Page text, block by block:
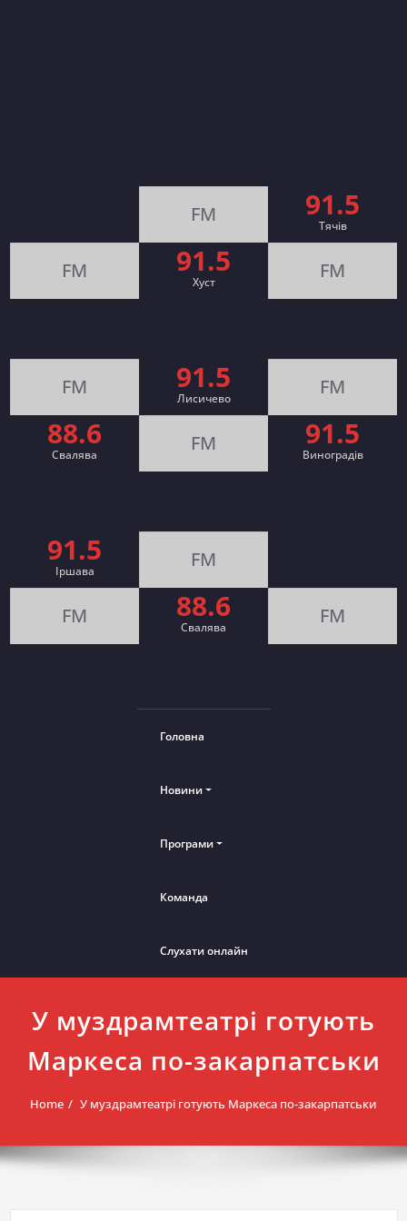
FM 91.5
Тячів
FM 91.5
Хуст FM
FM 91.5
Лисичево FM
88.6
Свалява FM 91.5
Виноградів
91.5
Іршава FM
FM 88.6
Cвалява FM
Головна
Новини
Програми
Команда
Слухати онлайн
У муздрамтеатрі готують
Маркеса по-закарпатськи
Home У муздрамтеатрі готують Маркеса по-закарпатськи